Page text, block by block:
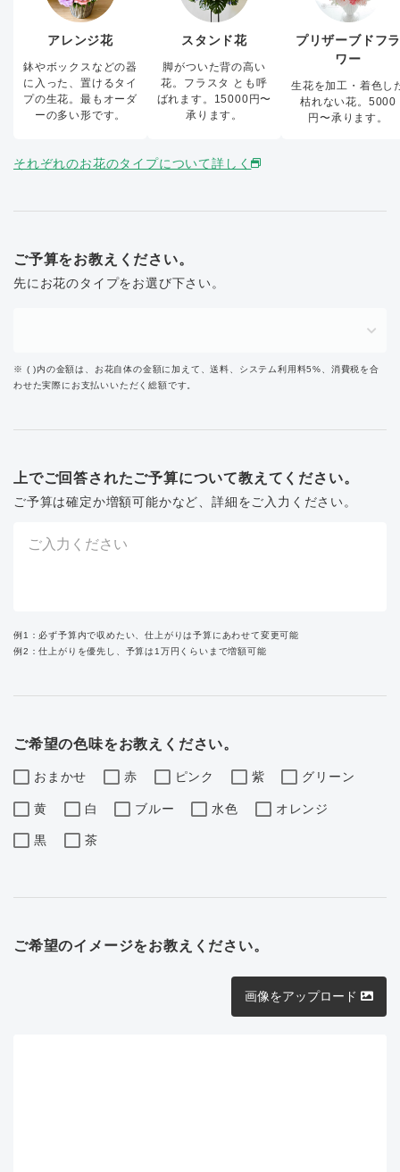
アレンジ花
鉢やボックスなどの器
に入った、置けるタイ
プの生花。最もオーダ
ーの多い形です。
スタンド花
脚がついた背の高い
花。フラスタ とも呼
ばれます。15000円〜
承ります。
プリザーブドフ
ワー
生花を加工・着色し
枯れない花。5000
円〜承ります。
それぞれのお花のタイプについて詳しく
ご予算をお教えください。
先にお花のタイプをお選び下さい。
※ ( )内の金額は、お花自体の金額に加えて、送料、システム利用料5%、消費税を合
わせた実際にお支払いいただく総額です。
上でご回答されたご予算について教えてください。
ご予算は確定か増額可能かなど、詳細をご入力ください。
例1：必ず予算内で収めたい、仕上がりは予算にあわせて変更可能
例2：仕上がりを優先し、予算は1万円くらいまで増額可能
ご希望の色味をお教えください。
おまかせ 赤 ピンク 紫 グリーン
黄 白 ブルー 水色 オレンジ
黒 茶
ご希望のイメージをお教えください。
画像をアップロード